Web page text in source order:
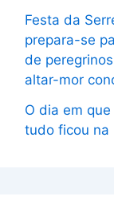
Festa da
prepara-se
de
altar-mor
O dia em
tudo ficou na